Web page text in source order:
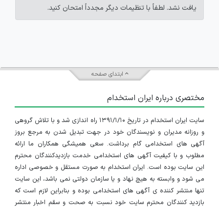
یافت نشد. لطفاً با تنظیمات دیگر مجدداً امتحان کنید.
ابتدای صفحه
مختصری درباره ایران استخدام
سایت ایران استخدام در تاریخ ۱۳۹۱/۱/۱۰ راه اندازی شد و با تلاش گروهی
و روزانه مدیران و نویسندگان خود در جهت تبدیل شدن به مرجع بروز
آگهی های استخدامی گام برداشت. سعی همیشگی همکاران ما ارائه
مطلوب و با کیفیت آگهی های استخدامی خدمت بازدیدکنندگان محترم
این سایت بوده است. ایران استخدام به صورت مستقل و خصوصی اداره
می شود و وابسته به هیچ نهاد و یا سازمان دولتی نمی باشد، این سایت
تنها منتشر کننده ی آگهی های استخدامی بوده و بنابراین لازم است که
بازدید کنندگان محترم سایت خود نسبت به صحت و سقم اخبار منتشر